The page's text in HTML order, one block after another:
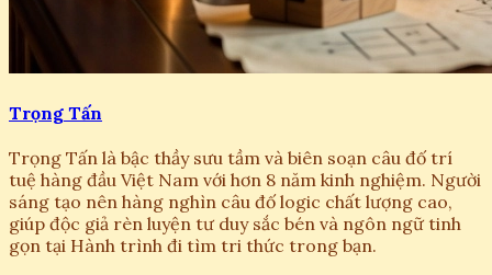
Trọng Tấn
Trọng Tấn là bậc thầy sưu tầm và biên soạn câu đố trí
tuệ hàng đầu Việt Nam với hơn 8 năm kinh nghiệm. Người
sáng tạo nên hàng nghìn câu đố logic chất lượng cao,
giúp độc giả rèn luyện tư duy sắc bén và ngôn ngữ tinh
gọn tại Hành trình đi tìm tri thức trong bạn.